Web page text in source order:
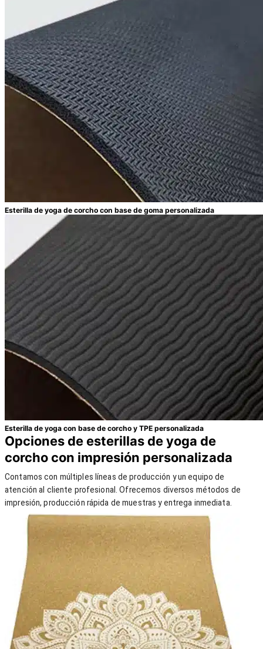
Esterilla de yoga de corcho con base de goma personalizada
Esterilla de yoga con base de corcho y TPE personalizada
Opciones de esterillas de yoga de
corcho con impresión personalizada
Contamos con múltiples líneas de producción y un equipo de
atención al cliente profesional. Ofrecemos diversos métodos de
impresión, producción rápida de muestras y entrega inmediata.